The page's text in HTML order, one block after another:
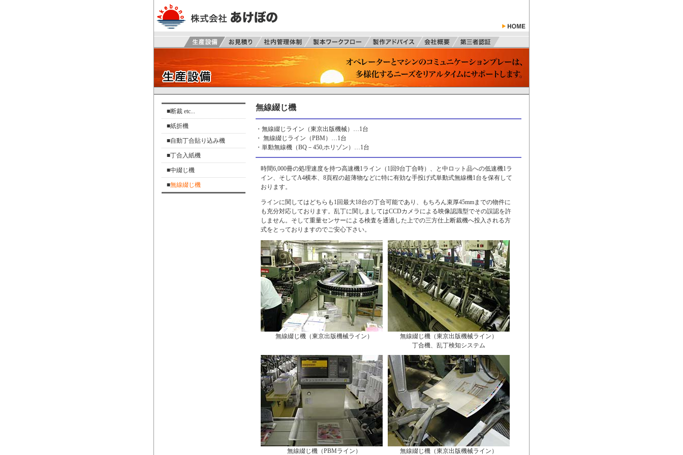
■断裁 etc...
■紙折機
■自動丁合貼り込み機
■丁合入紙機
■中綴じ機
■無線綴じ機
無線綴じ機
・無線綴じライン（東京出版機械）…1台
・ 無線綴じライン（PBM）…1台
・単動無線機（BQ－450,ホリゾン）…1台
時間6,000冊の処理速度を持つ高速機1ライン（1回9台丁合時）、と中ロット品への低速機1ラ
イン、そしてA4横本、8頁程の超薄物などに特に有効な手投げ式単動式無線機1台を保有して
おります。
ラインに関してはどちらも1回最大18台の丁合可能であり、もちろん束厚45mmまでの物件に
も充分対応しております。乱丁に関しましてはCCDカメラによる映像認識型でその誤認を許
しません。そして重量センサーによる検査を通過した上での三方仕上断裁機へ投入される方
式をとっておりますのでご安心下さい。
無線綴じ機（東京出版機械ライン）
無線綴じ機（東京出版機械ライン）
丁合機、乱丁検知システム
無線綴じ機（PBMライン） 無線綴じ機（東京出版機械ライン）